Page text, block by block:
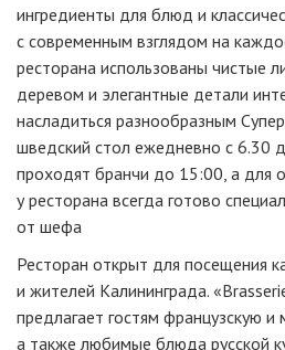
ингредиенты для блюд и
с современным взглядом на
ресторана использованы чистые
деревом и элегантные детали
насладиться разнообразным
шведский стол ежедневно с 6.30
проходят бранчи до 15:00, а для
у ресторана всегда готово
от шефа
Ресторан открыт для посещения
и жителей Калининграда.
предлагает гостям французскую
а также любимые блюда русской